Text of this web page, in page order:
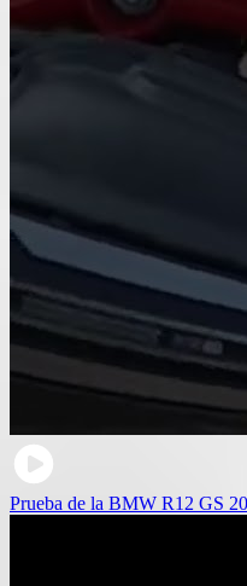
Prueba de la BMW R12 GS